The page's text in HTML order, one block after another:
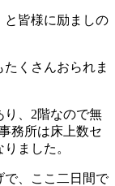
と皆様に励ましの
くさんおられま
、2階なので無
務所は床上数セ
ました。
で、ここ二日間で